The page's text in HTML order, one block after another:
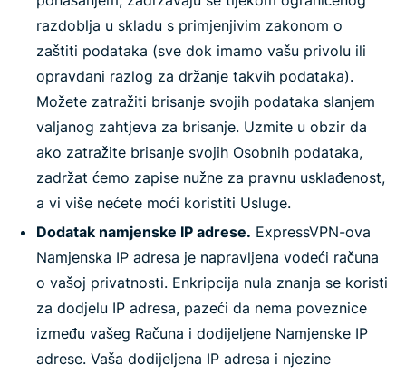
razdoblja u skladu s primjenjivim zakonom o
zaštiti podataka (sve dok imamo vašu privolu ili
opravdani razlog za držanje takvih podataka).
Možete zatražiti brisanje svojih podataka slanjem
valjanog zahtjeva za brisanje. Uzmite u obzir da
ako zatražite brisanje svojih Osobnih podataka,
zadržat ćemo zapise nužne za pravnu usklađenost,
a vi više nećete moći koristiti Usluge.
Dodatak namjenske IP adrese. ExpressVPN-ova
Namjenska IP adresa je napravljena vodeći računa
o vašoj privatnosti. Enkripcija nula znanja se koristi
za dodjelu IP adresa, pazeći da nema poveznice
između vašeg Računa i dodijeljene Namjenske IP
adrese. Vaša dodijeljena IP adresa i njezine